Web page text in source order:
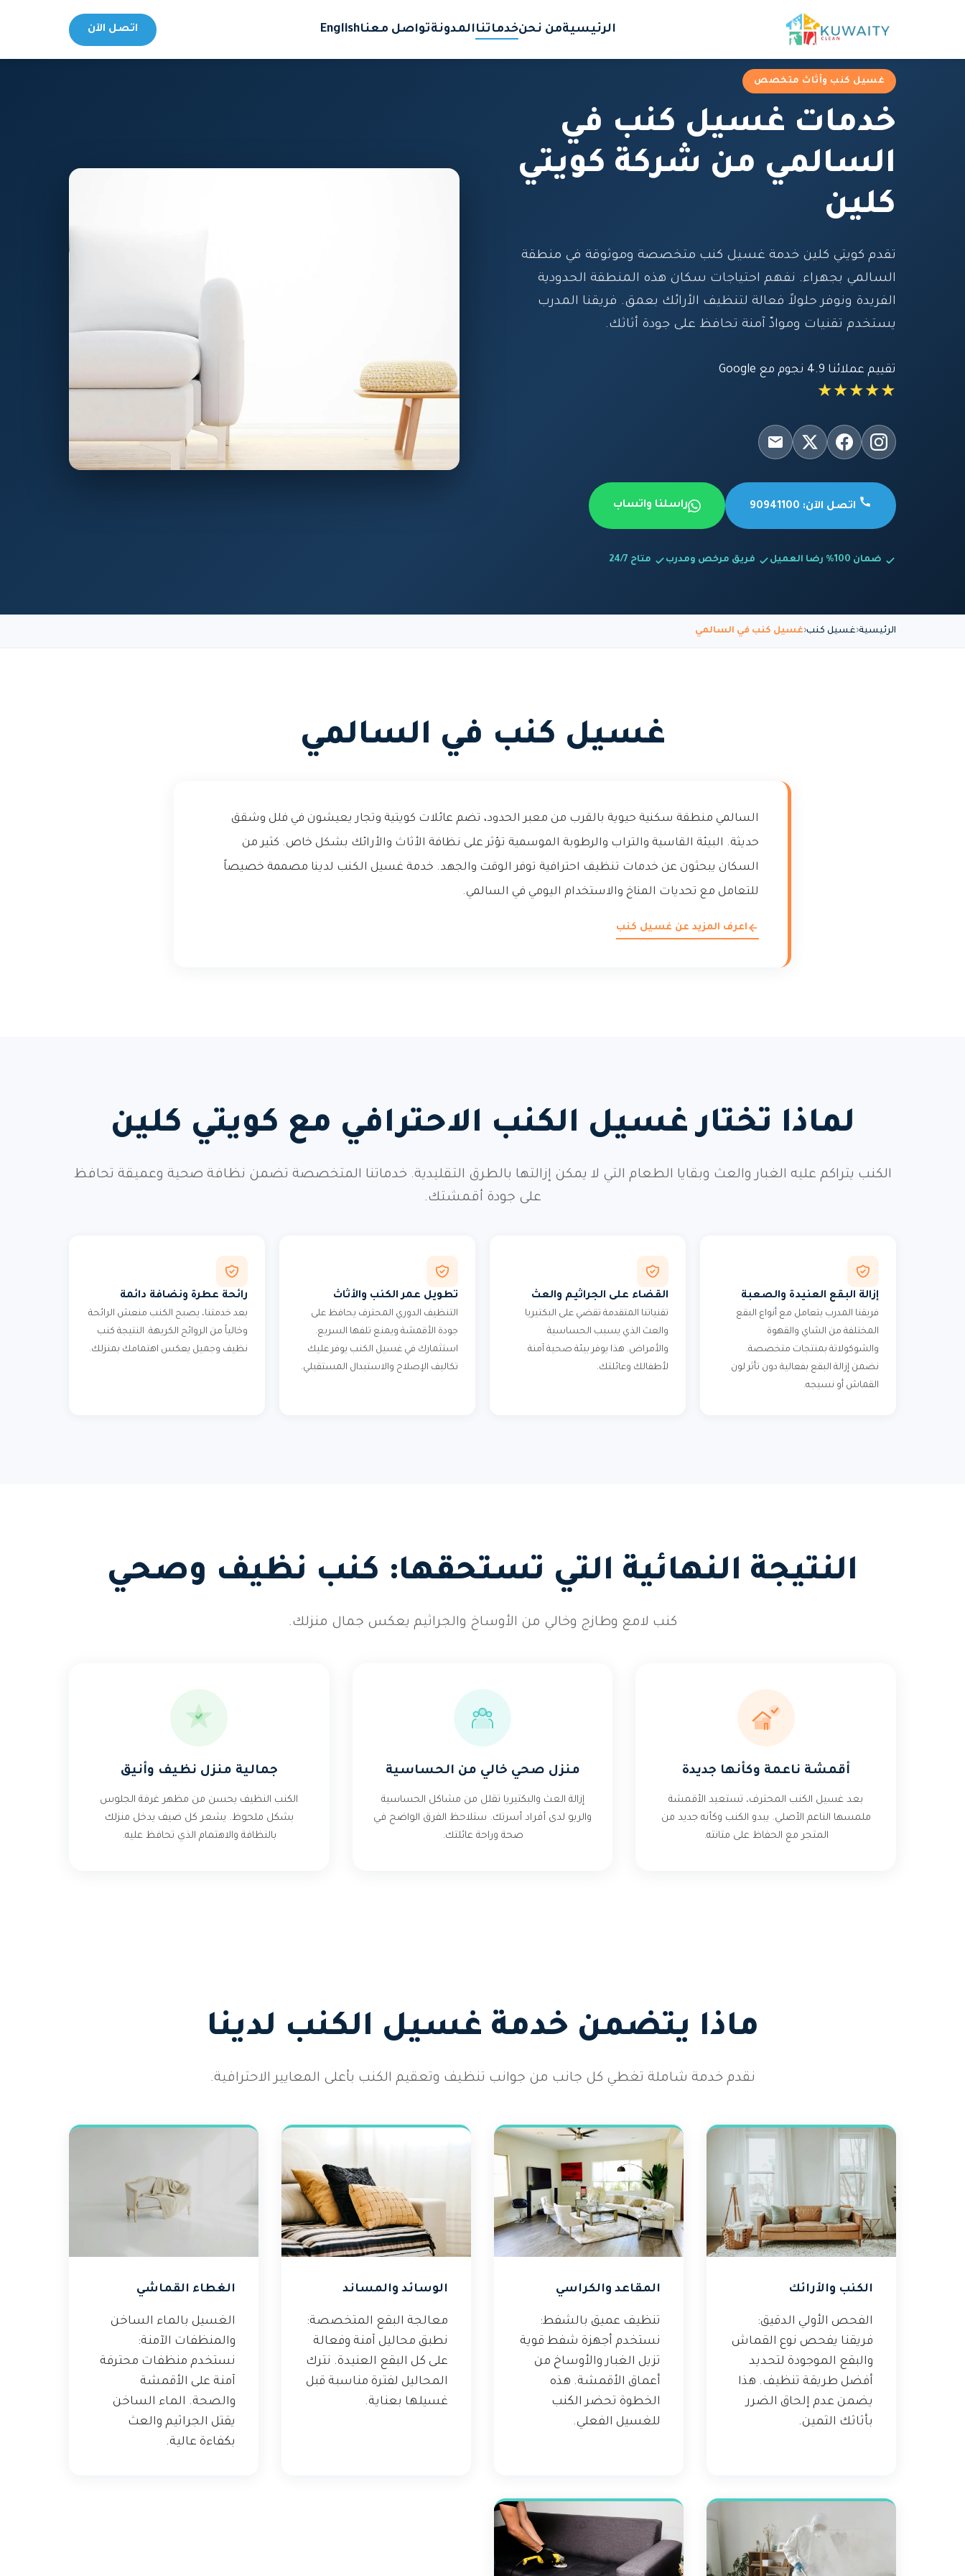
الرئيسيةمن نحنخدماتناالمدونةتواصل معناEnglish اتصل الآن
غسيل كنب وأثاث متخصص
خدمات غسيل كنب في
السالمي من شركة كويتي
كلين
تقدم كويتي كلين خدمة غسيل كنب متخصصة وموثوقة في منطقة
السالمي بجهراء. نفهم احتياجات سكان هذه المنطقة الحدودية
الفريدة ونوفر حلولاً فعالة لتنظيف الأرائك بعمق. فريقنا المدرب
يستخدم تقنيات وموادّ آمنة تحافظ على جودة أثاثك.
تقييم عملائنا 4.9 نجوم مع Google
★★★★★
اتصل الآن: 90941100 راسلنا واتساب
ضمان 100% رضا العميل فريق مرخص ومدرب متاح 24/7
الرئيسية غسيل كنب غسيل كنب في السالمي
غسيل كنب في السالمي
السالمي منطقة سكنية حيوية بالقرب من معبر الحدود، تضم عائلات كويتية وتجار يعيشون في فلل وشقق
حديثة. البيئة القاسية والتراب والرطوبة الموسمية تؤثر على نظافة الأثاث والأرائك بشكل خاص. كثير من
السكان يبحثون عن خدمات تنظيف احترافية توفر الوقت والجهد. خدمة غسيل الكنب لدينا مصممة خصيصاً
للتعامل مع تحديات المناخ والاستخدام اليومي في السالمي.
اعرف المزيد عن غسيل كنب
لماذا تختار غسيل الكنب الاحترافي مع كويتي كلين
الكنب يتراكم عليه الغبار والعث وبقايا الطعام التي لا يمكن إزالتها بالطرق التقليدية. خدماتنا المتخصصة تضمن نظافة صحية وعميقة تحافظ
على جودة أقمشتك.
إزالة البقع العنيدة والصعبة
فريقنا المدرب يتعامل مع أنواع البقع
المختلفة من الشاي والقهوة
والشوكولاتة بمنتجات متخصصة.
نضمن إزالة البقع بفعالية دون تأثر لون
القماش أو نسيجه.
القضاء على الجراثيم والعث
تقنياتنا المتقدمة تقضي على البكتيريا
والعث الذي يسبب الحساسية
والأمراض. هذا يوفر بيئة صحية آمنة
لأطفالك وعائلتك.
تطويل عمر الكنب والأثاث
التنظيف الدوري المحترف يحافظ على
جودة الأقمشة ويمنع تلفها السريع.
استثمارك في غسيل الكنب يوفر عليك
تكاليف الإصلاح والاستبدال المستقبلي.
رائحة عطرة ونضافة دائمة
بعد خدمتنا، يصبح الكنب منعش الرائحة
وخالياً من الروائح الكريهة. النتيجة كنب
نظيف وجميل يعكس اهتمامك بمنزلك.
النتيجة النهائية التي تستحقها: كنب نظيف وصحي
كنب لامع وطازج وخالي من الأوساخ والجراثيم يعكس جمال منزلك.
أقمشة ناعمة وكأنها جديدة
بعد غسيل الكنب المحترف، تستعيد الأقمشة
ملمسها الناعم الأصلي. يبدو الكنب وكأنه جديد من
المتجر مع الحفاظ على متانته.
منزل صحي خالي من الحساسية
إزالة العث والبكتيريا تقلل من مشاكل الحساسية
والربو لدى أفراد أسرتك. ستلاحظ الفرق الواضح في
صحة وراحة عائلتك.
جمالية منزل نظيف وأنيق
الكنب النظيف يحسن من مظهر غرفة الجلوس
بشكل ملحوظ. يشعر كل ضيف يدخل منزلك
بالنظافة والاهتمام الذي تحافظ عليه.
ماذا يتضمن خدمة غسيل الكنب لدينا
نقدم خدمة شاملة تغطي كل جانب من جوانب تنظيف وتعقيم الكنب بأعلى المعايير الاحترافية.
الكنب والأرائك
الفحص الأولي الدقيق:
فريقنا يفحص نوع القماش
والبقع الموجودة لتحديد
أفضل طريقة تنظيف. هذا
يضمن عدم إلحاق الضرر
بأثاثك الثمين.
المقاعد والكراسي
تنظيف عميق بالشفط:
نستخدم أجهزة شفط قوية
تزيل الغبار والأوساخ من
أعماق الأقمشة. هذه
الخطوة تحضر الكنب
للغسيل الفعلي.
الوسائد والمساند
معالجة البقع المتخصصة:
نطبق محاليل آمنة وفعالة
على كل البقع العنيدة. نترك
المحاليل لفترة مناسبة قبل
غسيلها بعناية.
الغطاء القماشي
الغسيل بالماء الساخن
والمنظفات الآمنة:
نستخدم منظفات محترفة
آمنة على الأقمشة
والصحة. الماء الساخن
يقتل الجراثيم والعث
بكفاءة عالية.